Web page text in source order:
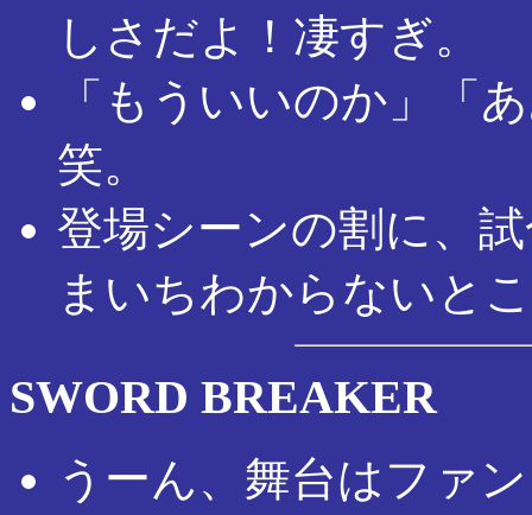
しさだよ！凄すぎ。
「もういいのか」「
笑。
登場シーンの割に、
まいちわからないと
SWORD BREAKER
うーん、舞台はファ